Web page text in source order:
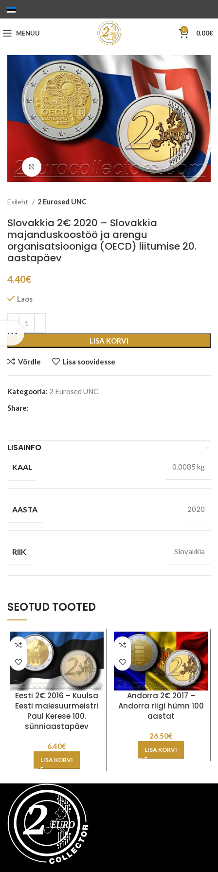
MENÜÜ 0 0.00€
Suurenda
Esileht 2 Eurosed UNC
Slovakkia 2€ 2020 – Slovakkia
majanduskoostöö ja arengu
organisatsiooniga (OECD) liitumise 20.
aastapäev
4.40€
Laos
LISA KORVI
Võrdle Lisa soovidesse
Kategooria: 2 Eurosed UNC
Share:
LISAINFO
KAAL 0.0085 kg
AASTA 2020
RIIK Slovakkia
SEOTUD TOOTED
Eesti 2€ 2016 – Kuulsa
Eesti malesuurmeistri
Paul Kerese 100.
sünniaastapäev
6.40€
LISA KORVI
Andorra 2€ 2017 –
Andorra riigi hümn 100
aastat
26.50€
LISA KORVI